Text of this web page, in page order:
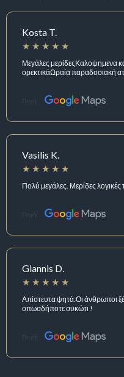
Kosta T.
Μεγάλες μερίδεςΚαλοψημενα
ορεκτικάΩραία παραδοσιακή
Πηγή:
Vasilis K.
Πολύ μεγάλες. Μερίδες λογικές
Πηγή:
Giannis D.
Απίστευτα ψητά.Οι άνθρωποι
οπωσδήποτε συκώτι !
Πηγή: